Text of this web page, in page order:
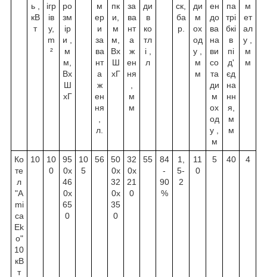
ь ,
кВ
т
ігр
ів
у,
m
²
ро
зм
ір
и ,
м
м,
Вх
Ш
хГ
м
ер
и
за
ва
нт
а
ж
ен
ня
л.
пк
и,
м
м,
Вх
Ш
хГ
за
ва
нт
а
ж
ен
ня
м
м
ди
в
ко
тл
і ,
л
ск,
ба
р.
ди
м
ох
од
у ,
м
м
ен
до
ва
на
ви
со
та
ди
м
ох
од
у ,
м
па
трі
бкі
в
пі
д'
єд
на
нн
я,
м
м
м
ет
ал
у ,
м
м
Ко
те
л
"A
mi
ca
Ek
o"
10
кВ
т
10
10
0
95
0х
46
0х
65
0
10
5
56
50
0х
32
0х
35
0
32
0х
21
0
55
84
-
90
%
1,
5-
2
11
0
5 40 4